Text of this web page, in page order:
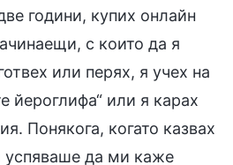
години, купих онлайн
с които да я
или перях, я учех на
йероглифа“ или я карах
Понякога, когато казвах
успяваше да ми каже